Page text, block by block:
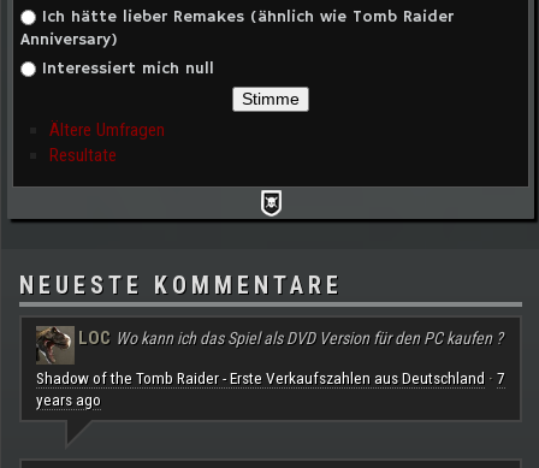
Ich hätte lieber Remakes (ähnlich wie Tomb Raider
Anniversary)
Interessiert mich null
Ältere Umfragen
Resultate
NEUESTE KOMMENTARE
LOC Wo kann ich das Spiel als DVD Version für den PC kaufen ?
Shadow of the Tomb Raider - Erste Verkaufszahlen aus Deutschland · 7
years ago